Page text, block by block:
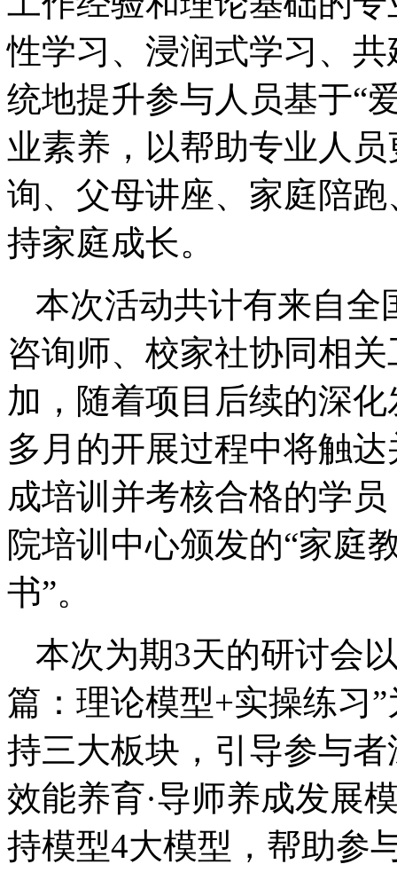
性学习、浸润式学习、
统地提升参与人员基于“
业素养，以帮助专业人
询、父母讲座、家庭陪
持家庭成长。
本次活动共计有来自全
咨询师、校家社协同相
加，随着项目后续的深
多月的开展过程中将触
成培训并考核合格的学
院培训中心颁发的“家庭
书”。
本次为期3天的研讨会
篇：理论模型+实操练习
持三大板块，引导参与
效能养育·导师养成发展
持模型4大模型，帮助参